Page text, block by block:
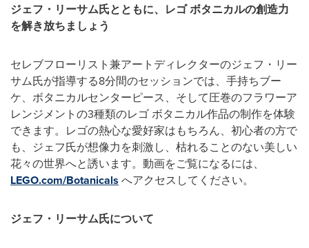
ジェフ・リーサム氏とともに、レゴボタニカルの創造力
を解き放ちましょう
セレブフローリスト兼アートディレクターのジェフ・リー
サム氏が指導する8分間のセッションでは、手持ちブー
ケ、ボタニカルセンターピース、そして圧巻のフラワーア
レンジメントの3種類のレゴ ボタニカル作品の制作を体験
できます。レゴの熱心な愛好家はもちろん、初心者の方で
も、ジェフ氏が想像力を刺激し、枯れることのない美しい
花々の世界へと誘います。動画をご覧になるには、
LEGO.com/Botanicals へアクセスしてください。
ジェフ・リーサム氏について